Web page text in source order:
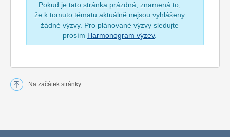
Pokud je tato stránka prázdná, znamená to,
že k tomuto tématu aktuálně nejsou vyhlášeny
žádné výzvy. Pro plánované výzvy sledujte
prosím Harmonogram výzev.
Na začátek stránky